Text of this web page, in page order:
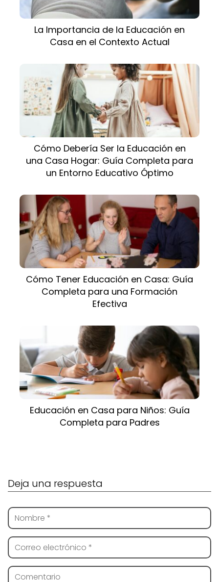
La Importancia de la Educación en
Casa en el Contexto Actual
Cómo Debería Ser la Educación en
una Casa Hogar: Guía Completa para
un Entorno Educativo Óptimo
Cómo Tener Educación en Casa: Guía
Completa para una Formación
Efectiva
Educación en Casa para Niños: Guía
Completa para Padres
Deja una respuesta